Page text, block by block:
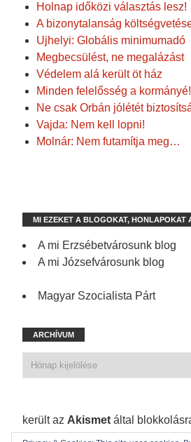
Holnap időközi választás lesz!
A bizonytalanság
Ujhelyi: Globális minimumadó
Megbecsülést, ne megalázást
Védelem alá került öt ház
Minden felelősség a kormányé!
Ne csak Orbán jólétét
Vajda: Nem kell lopni!
Molnár: Nem futamítja meg…
MI EZEKET A BLOGOKAT, HONLAPOKAT
A mi Erzsébetvárosunk blog
A mi Józsefvárosunk blog
Magyar Szocialista Párt
ARCHÍVUM
került az Akismet által